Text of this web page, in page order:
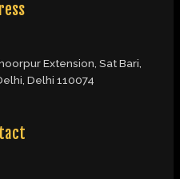
Extension, Sat Bari,
Delhi 110074